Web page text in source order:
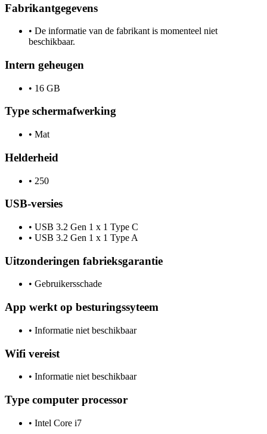
Fabrikantgegevens
• De informatie van de fabrikant is momenteel niet
beschikbaar.
Intern geheugen
• 16 GB
Type schermafwerking
• Mat
Helderheid
• 250
USB-versies
• USB 3.2 Gen 1 x 1 Type C
• USB 3.2 Gen 1 x 1 Type A
Uitzonderingen fabrieksgarantie
• Gebruikersschade
App werkt op besturingssyteem
• Informatie niet beschikbaar
Wifi vereist
• Informatie niet beschikbaar
Type computer processor
• Intel Core i7